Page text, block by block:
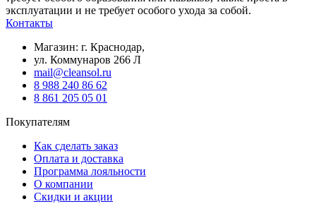
эксплуатации и не требует особого ухода за собой.
Контакты
Магазин: г. Краснодар,
ул. Коммунаров 266 Л
mail@cleansol.ru
8 988 240 86 62
8 861 205 05 01
Покупателям
Как сделать заказ
Оплата и доставка
Программа лояльности
О компании
Скидки и акции